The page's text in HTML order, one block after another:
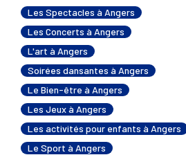
Les Spectacles à Angers
Les Concerts à Angers
L'art à Angers
Soirées dansantes à Angers
Le Bien-être à Angers
Les Jeux à Angers
Les activités pour enfants à Angers
Le Sport à Angers